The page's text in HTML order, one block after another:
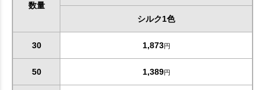
数量
シルク1色
30 1,873円
50 1,389円